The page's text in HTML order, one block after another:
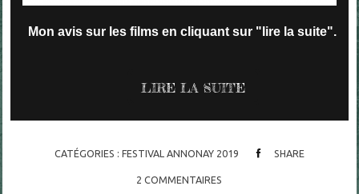
Mon avis sur les films en cliquant sur "lire la suite".
LIRE LA SUITE
CATÉGORIES : FESTIVAL ANNONAY 2019 SHARE
2 COMMENTAIRES